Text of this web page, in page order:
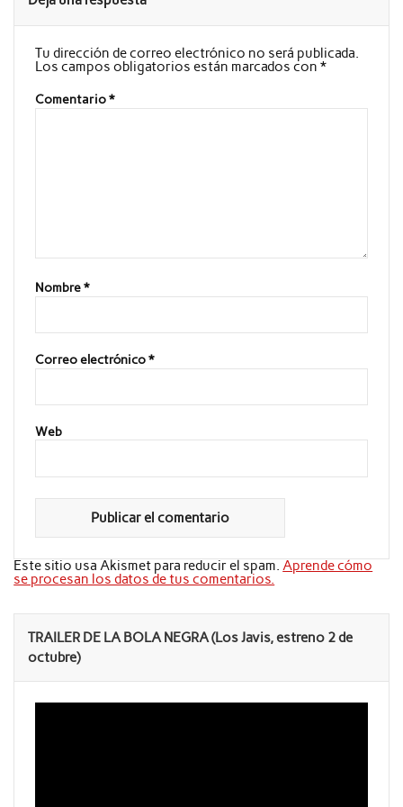
Tu dirección de correo electrónico no será publicada.
Los campos obligatorios están marcados con *
Comentario*
Nombre*
Correo electrónico*
Web
Este sitio usa Akismet para reducir el spam.Aprende cómo
se procesan los datos de tus comentarios.
TRAILER DE LA BOLA NEGRA (Los Javis, estreno 2 de
octubre)
Reproductor